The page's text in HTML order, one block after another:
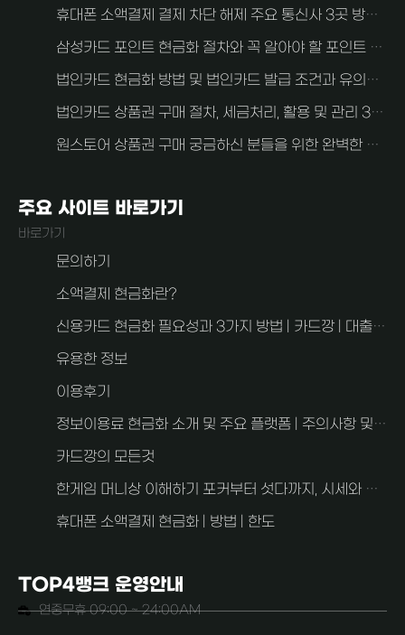
휴대폰 소액결제 결제 차단 해제 주요 통신사 3곳 방법 알아보자 (SKT, KT, LG U+)
삼성카드 포인트 현금화 절차와 꼭 알아야 할 포인트 현금화 주의사항
법인카드 현금화 방법 및 법인카드 발급 조건과 유의사항 알아보자
법인카드 상품권 구매 절차, 세금처리, 활용 및 관리 3가지 중요한 사항 안내
원스토어 상품권 구매 궁금하신 분들을 위한 완벽한 가이드
주요 사이트 바로가기
바로가기
문의하기
소액결제 현금화란?
신용카드 현금화 필요성과 3가지 방법 | 카드깡 | 대출과 차이점
유용한 정보
이용후기
정보이용료 현금화 소개 및 주요 플랫폼 | 주의사항 및 FAQ 2가지
카드깡의 모든것
한게임 머니상 이해하기 포커부터 섯다까지, 시세와 사기 예방 안내
휴대폰 소액결제 현금화 | 방법 | 한도
TOP4뱅크 운영안내
연중무휴 09:00 ~ 24:00AM